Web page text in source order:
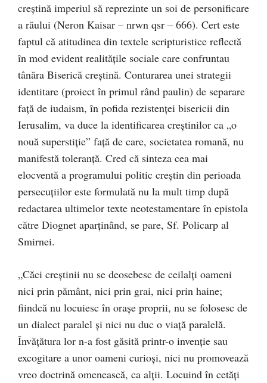
creştină imperiul să reprezinte un soi de personificare
a răului (Neron Kaisar – nrwn qsr – 666). Cert este
faptul că atitudinea din textele scripturistice reflectă
în mod evident realităţile sociale care confruntau
tânăra Biserică creştină. Conturarea unei strategii
identitare (proiect în primul rând paulin) de separare
faţă de iudaism, în pofida rezistenţei bisericii din
Ierusalim, va duce la identificarea creştinilor ca „o
nouă superstiţie” faţă de care, societatea romană, nu
manifestă toleranţă. Cred că sinteza cea mai
elocventă a programului politic creştin din perioada
persecuţiilor este formulată nu la mult timp după
redactarea ultimelor texte neotestamentare în epistola
către Diognet aparţinând, se pare, Sf. Policarp al
Smirnei.
„Căci creştinii nu se deosebesc de ceilalţi oameni
nici prin pământ, nici prin grai, nici prin haine;
fiindcă nu locuiesc în oraşe proprii, nu se folosesc de
un dialect paralel şi nici nu duc o viaţă paralelă.
Învăţătura lor n-a fost găsită printr-o invenţie sau
excogitare a unor oameni curioşi, nici nu promovează
vreo doctrină omenească, ca alţii. Locuind în cetăţi